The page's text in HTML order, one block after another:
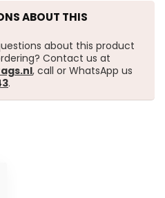
ABOUT THIS
about this product
Contact us at
, call or WhatsApp us
.